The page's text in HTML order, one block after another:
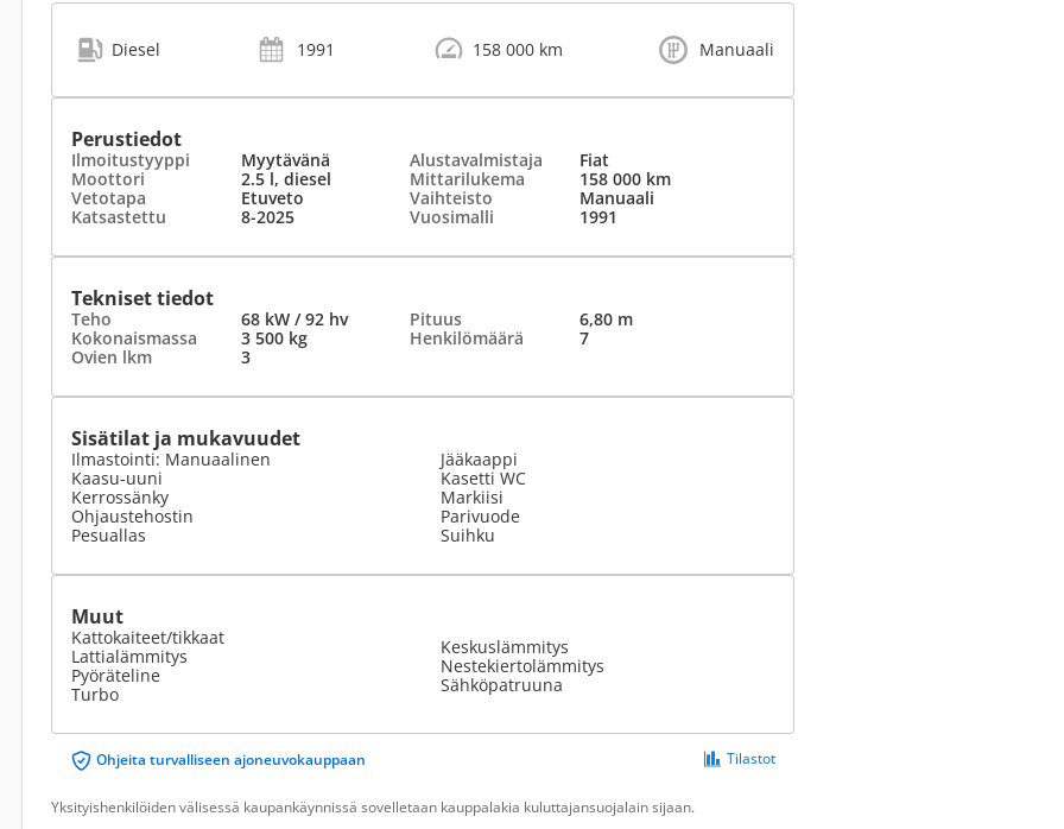
Diesel 1991 158 000 km Manuaali
Perustiedot
Ilmoitustyyppi Myytävänä Alustavalmistaja
Fiat
Moottori
2.5 l, diesel Mittarilukema
158 000 km
Vetotapa
Etuveto Vaihteisto
Manuaali
Katsastettu
8-2025 Vuosimalli 1991
Tekniset tiedot
Teho 68 kW / 92 hv Pituus
6,80 m
Kokonaismassa
3 500 kg Henkilömäärä
7
Ovien lkm
3
Sisätilat ja mukavuudet
Ilmastointi: Manuaalinen
Kaasu-uuni
Kerrossänky
Ohjaustehostin
Pesuallas
Jääkaappi
Kasetti WC
Markiisi
Parivuode
Suihku
Muut
Kattokaiteet/tikkaat
Lattialämmitys
Pyöräteline
Turbo
Keskuslämmitys
Nestekiertolämmitys
Sähköpatruuna
Ohjeita turvalliseen ajoneuvokauppaan Tilastot
Yksityishenkilöiden välisessä kaupankäynnissä sovelletaan kauppalakia kuluttajansuojalain sijaan.